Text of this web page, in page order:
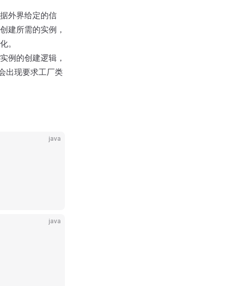
外界给定的信
建所需的实例，
。
例的创建逻辑，
出现要求工厂类
java
java